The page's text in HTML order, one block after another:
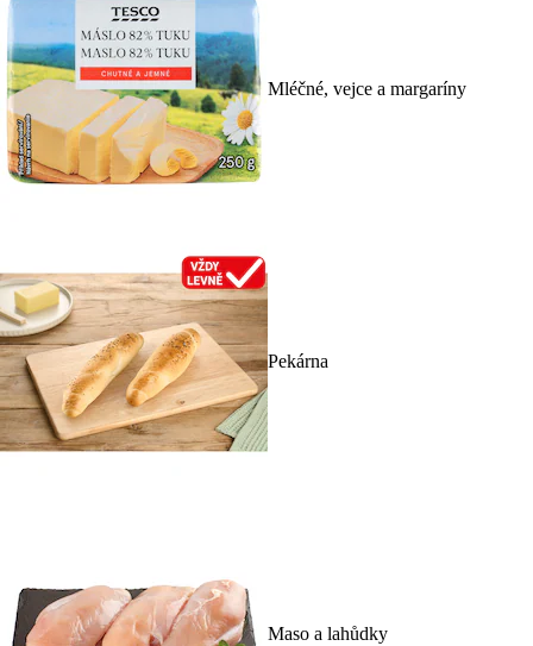
Mléčné, vejce a margaríny
Pekárna
Maso a lahůdky